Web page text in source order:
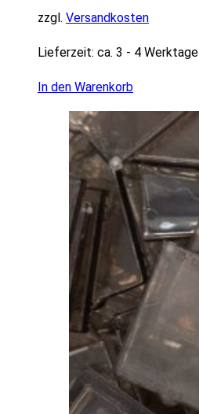
zzgl. Versandkosten
Lieferzeit: ca. 3 - 4 Werktage
In den Warenkorb